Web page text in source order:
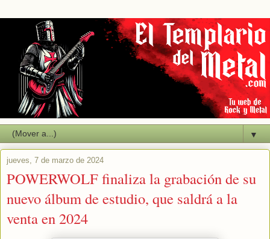
▼
jueves, 7 de marzo de 2024
POWERWOLF finaliza la grabación de su
nuevo álbum de estudio, que saldrá a la
venta en 2024